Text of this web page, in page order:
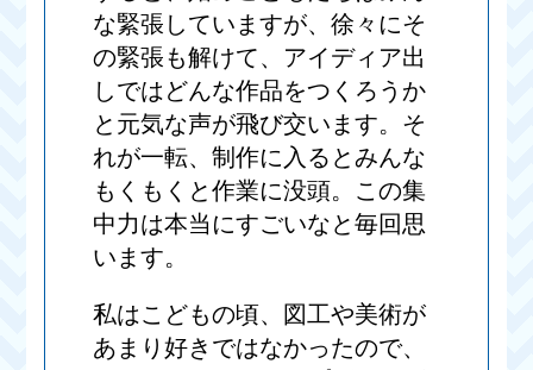
な緊張していますが、徐々にそ
の緊張も解けて、アイディア出
しではどんな作品をつくろうか
と元気な声が飛び交います。そ
れが一転、制作に入るとみんな
もくもくと作業に没頭。この集
中力は本当にすごいなと毎回思
います。
私はこどもの頃、図工や美術が
あまり好きではなかったので、